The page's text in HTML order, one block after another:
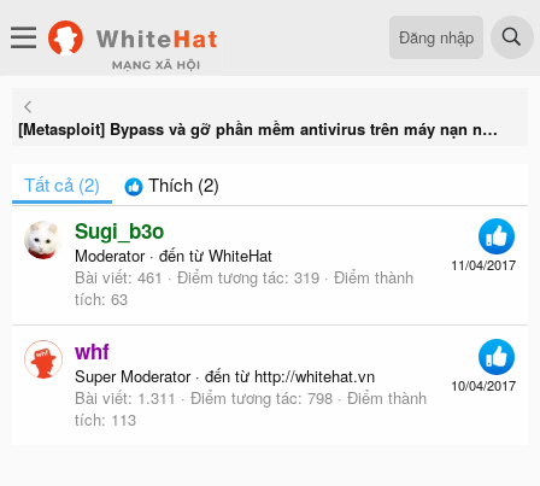
Đăng nhập
[Metasploit] Bypass và gỡ phần mềm antivirus trên máy nạn nhân bằng shellter
Tất cả (2) Thích (2)
11/04/2017
Sugi_b3o
Moderator · đến từ WhiteHat
Bài viết 461 Điểm tương tác 319
Điểm thành
tích 63
10/04/2017
whf
Super Moderator · đến từ http://whitehat.vn
Bài viết 1.311 Điểm tương tác 798
Điểm thành
tích 113